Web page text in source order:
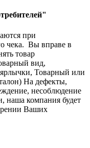
при
чека. Вы вправе в
товар
вид,
ярлычки, Товарный или
На дефекты,
несоблюдение
наша компания будет
Ваших